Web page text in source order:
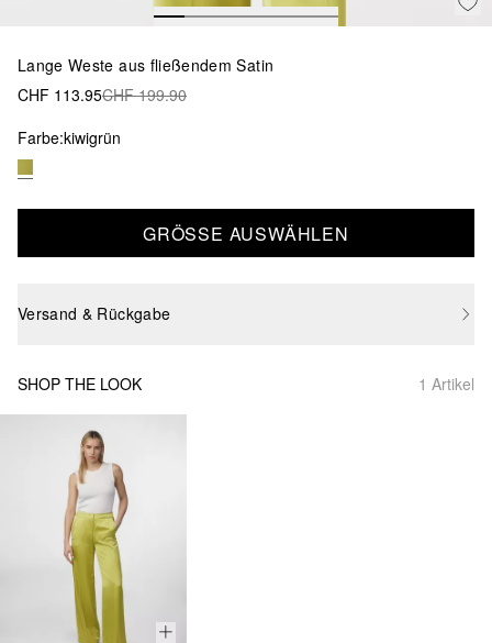
Lange Weste aus fließendem Satin
CHF 113.95CHF 199.90
Farbe:kiwigrün
GRÖSSE AUSWÄHLEN
Versand & Rückgabe
SHOP THE LOOK 1 Artikel